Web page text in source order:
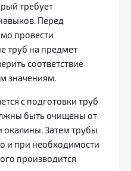
требует
Перед
провести
труб на предмет
соответствие
значениям.
с подготовки труб
быть очищены от
окалины. Затем трубы
и при необходимости
производится